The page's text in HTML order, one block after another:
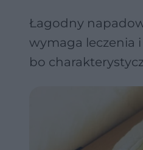
Łagodny
wymaga leczenia
bo